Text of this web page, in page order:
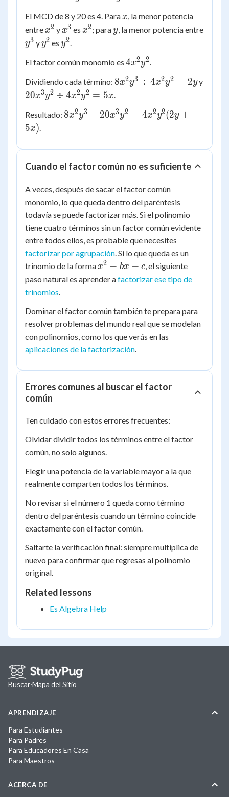
20x^3y^2
El MCD de 8 y 20 es 4. Para x
x, la menor potencia
entre x^2
x2 y x^3
x3 es x^2
x2; paray
y, la menor potencia entre
y^3
y3 yy^2
y2 esy^2
y2.
El factor común monomio es 4x^2y^2
4x2y2.
Dividiendo cada término: 8x^2y^3
= 2y
8x2y3 ÷ 4x2y2 = 2yy
20x^3y^2
4x^2y^2
= 5x
20x3y2 ÷ 4x2y2 = 5x.
Resultado: 8x^2y^3 +
4x^2y^2(2y
+ 5x)
8x2y3 + 20x3y2 = 4x2y2(2y +
5x).
Cuando el factor común no es suficiente
A veces, después de sacar el factor común
monomio, lo que queda dentro del paréntesis
todavía se puede factorizar más. Si el polinomio
tiene cuatro términos sin un factor común evidente
entre todos ellos, es probable que necesites
factorizar por agrupación. Si lo que queda es un
trinomio de la forma x^2
+
x2 + bx + c, el siguiente
paso natural es aprender afactorizar ese tipo de
trinomios.
Dominar el factor común también te prepara para
resolver problemas del mundo real que se modelan
con polinomios, como los que verás en las
aplicaciones de la factorización.
Errores comunes al buscar el factor
común
Ten cuidado con estos errores frecuentes:
Olvidar dividir todos los términos entre el factor
común, no solo algunos.
Elegir una potencia de la variable mayor a la que
realmente comparten todos los términos.
No revisar si el número 1 queda como término
dentro del paréntesis cuando un término coincide
exactamente con el factor común.
Saltarte la verificación final: siempre multiplica de
nuevo para confirmar que regresas al polinomio
original.
Related lessons
Es Algebra Help
Buscar·Mapa del Sitio
APRENDIZAJE
Para Estudiantes
Para Padres
Para Educadores En Casa
Para Maestros
ACERCA DE